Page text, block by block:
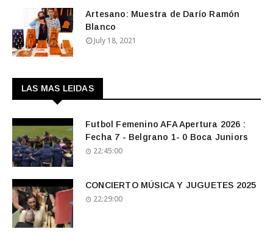
Artesano: Muestra de Darío Ramón
Blanco
July 18, 2021
LAS MAS LEIDAS
Futbol Femenino AFA Apertura 2026 :
Fecha 7 - Belgrano 1- 0 Boca Juniors
22:45:00
CONCIERTO MÚSICA Y JUGUETES 2025
22:29:00